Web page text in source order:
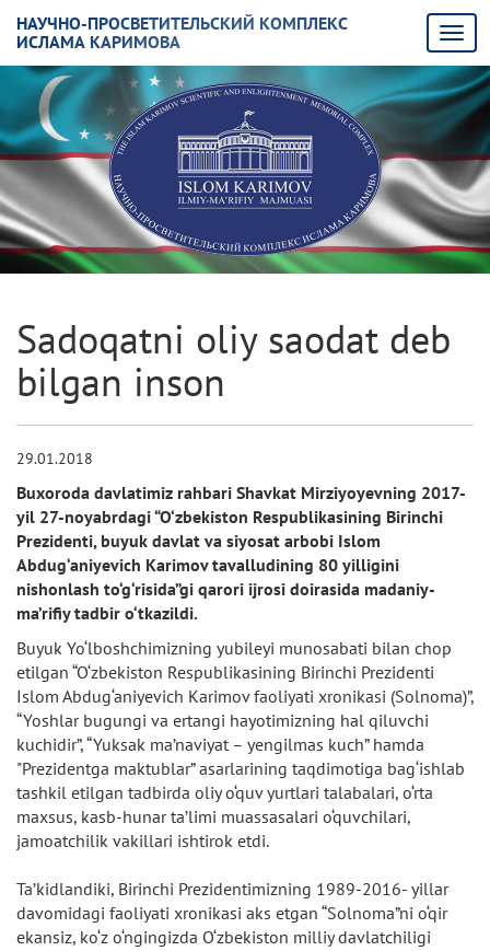
НАУЧНО-ПРОСВЕТИТЕЛЬСКИЙ КОМПЛЕКС
ИСЛАМА КАРИМОВА
Sadoqatni oliy saodat deb
bilgan inson
29.01.2018
Buxoroda davlatimiz rahbari Shavkat Mirziyoyevning 2017-
yil 27-noyabrdagi “O‘zbekiston Respublikasining Birinchi
Prezidenti, buyuk davlat va siyosat arbobi Islom
Abdug‘aniyevich Karimov tavalludining 80 yilligini
nishonlash to‘g‘risida”gi qarori ijrosi doirasida madaniy-
ma’rifiy tadbir o‘tkazildi.
Buyuk Yo‘lboshchimizning yubileyi munosabati bilan chop
etilgan “O‘zbekiston Respublikasining Birinchi Prezidenti
Islom Abdug‘aniyevich Karimov faoliyati xronikasi (Solnoma)”,
“Yoshlar bugungi va ertangi hayotimizning hal qiluvchi
kuchidir”, “Yuksak ma’naviyat – yengilmas kuch” hamda
"Prezidentga maktublar” asarlarining taqdimotiga bag‘ishlab
tashkil etilgan tadbirda oliy o‘quv yurtlari talabalari, o‘rta
maxsus, kasb-hunar ta’limi muassasalari o‘quvchilari,
jamoatchilik vakillari ishtirok etdi.
Ta’kidlandiki, Birinchi Prezidentimizning 1989-2016- yillar
davomidagi faoliyati xronikasi aks etgan “Solnoma”ni o‘qir
ekansiz, ko‘z o‘ngingizda O‘zbekiston milliy davlatchiligi